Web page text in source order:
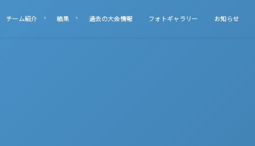
チーム紹介 結果 過去の大会情報 フォトギャラリー お知らせ